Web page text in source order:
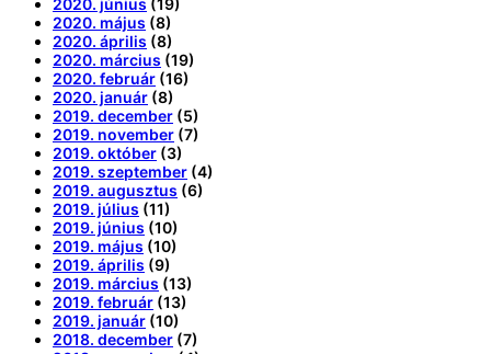
2020. június (19)
2020. május (8)
2020. április (8)
2020. március (19)
2020. február (16)
2020. január (8)
2019. december (5)
2019. november (7)
2019. október (3)
2019. szeptember (4)
2019. augusztus (6)
2019. július (11)
2019. június (10)
2019. május (10)
2019. április (9)
2019. március (13)
2019. február (13)
2019. január (10)
2018. december (7)